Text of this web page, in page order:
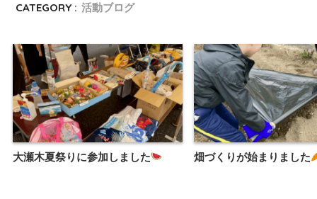
CATEGORY : 活動ブログ
大瀬木夏祭りに参加しました 畑づくりが始まりました